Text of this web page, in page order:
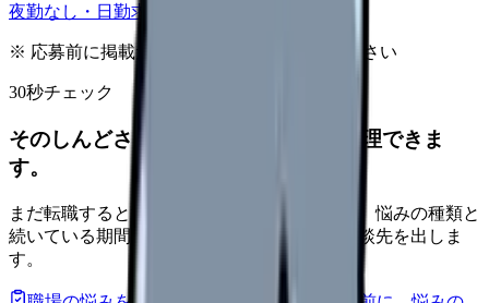
夜勤なし・日勤求人の探し方を見る
※ 応募前に掲載元の最新情報を確認してください
30秒チェック
そのしんどさ、転職すべきサインか整理できま
す。
まだ転職すると決めていなくても大丈夫です。悩みの種類と
続いている期間から、次に見るべき記事と相談先を出しま
す。